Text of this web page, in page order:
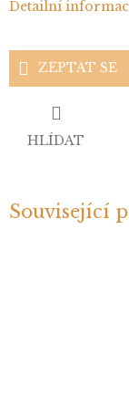
Detailní
ZEPTAT SE
HLÍDAT
Související